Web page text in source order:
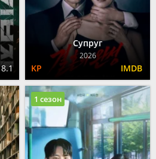
8.1
Супруг
2026
1 сезон